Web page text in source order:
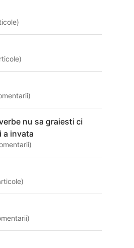
)
)
)
nu sa graiesti ci
a invata
)
)
)